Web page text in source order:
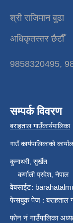
श्री राजिमान बुढा
अधिकृतस्तर छैटौँ
9858320495,
सम्पर्क विवरण
बराहताल गाउँकार्यपालिका
गाउँ कार्यपालिकाको
कुनाथरी, सुर्खेत
कर्णाली प्रदेश, नेपाल
वेबसाईट:
फेसबुक पेज : बराहताल
फोन नं गाउँपालिका